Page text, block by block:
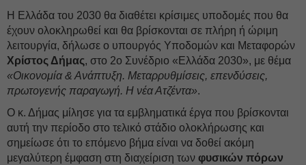
Η Ελλάδα του 2030 θα διαθέτει κρίσιμες υποδομές που θα
έχουν ολοκληρωθεί και θα βρίσκονται σε πλήρη ή ώριμη
λειτουργία, δήλωσε ο υπουργός Υποδομών και Μεταφορών
Χρίστος Δήμας, στο 2ο Συνέδριο «Ελλάδα 2030», με θέμα
«Οικονομία & Ανάπτυξη. Μεταρρυθμίσεις, επενδύσεις,
πρωτογενής παραγωγή. Η νέα Ατζέντα».
Ο κ. Δήμας μίλησε για τα εμβληματικά έργα που βρίσκονται
αυτή την περίοδο στο τελικό στάδιο ολοκλήρωσης και
σημείωσε ότι το επόμενο βήμα είναι να δοθεί ακόμη
μεγαλύτερη έμφαση στη διαχείριση των φυσικών πόρων